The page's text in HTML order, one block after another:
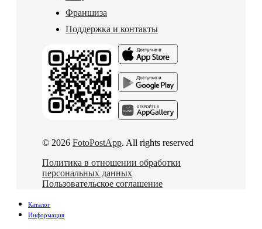
Франшиза
Поддержка и контакты
© 2026 FotoPostApp. All rights reserved
Политика в отношении обработки
персональных данных
Пользовательское соглашение
Каталог
Информация